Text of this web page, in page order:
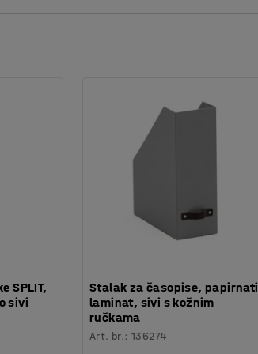
SPLIT,
sivi
Stalak za časopise, papirnati
laminat, sivi s kožnim
ručkama
Art. br.:136274